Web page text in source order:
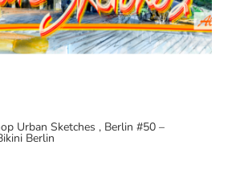
Urban Sketches , Berlin #50 –
Berlin